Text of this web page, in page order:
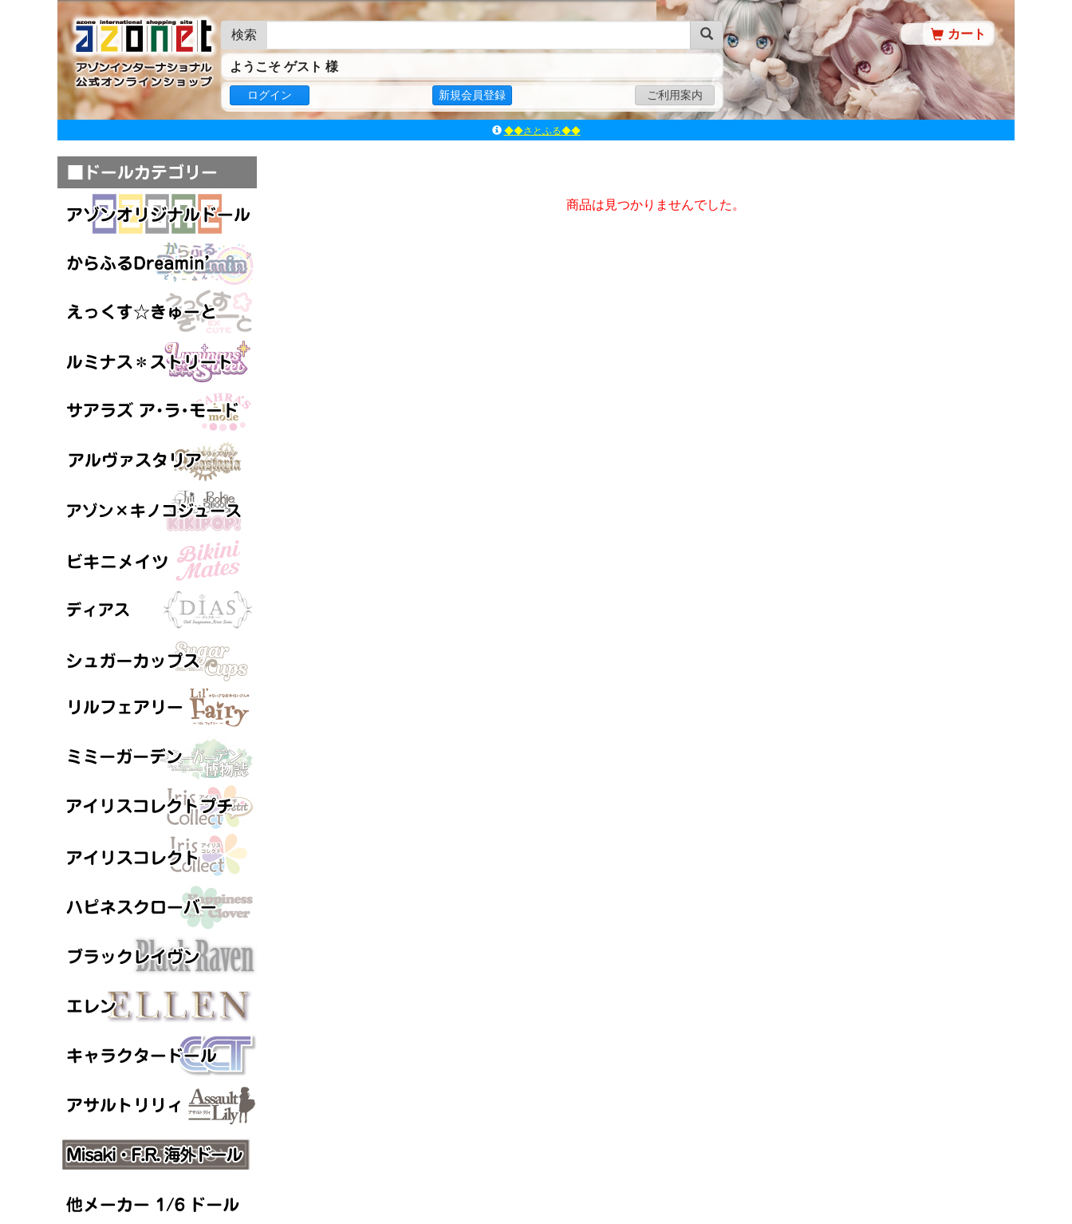
検索
ようこそ ゲスト 様
ログイン 新規会員登録 ご利用案内
カート
◆◆さとふる◆◆
ｱｿﾞﾝﾚｰﾍﾞﾙｼｮｯﾌﾟ楽天市場店
よくあるご質問（Q&A）商品は見つかりませんでした。